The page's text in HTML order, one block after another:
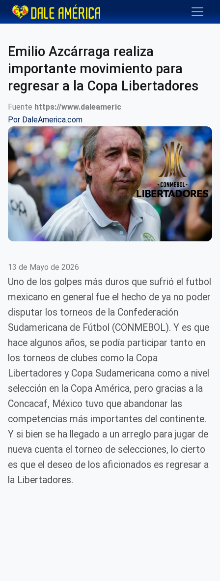
Emilio Azcárraga realiza
importante movimiento para
regresar a la Copa Libertadores
Fuente https://www.daleameric
Por DaleAmerica.com
13 de Mayo de 2026
Uno de los golpes más duros que sufrió el futbol
mexicano en general fue el hecho de ya no poder
disputar los torneos de la Confederación
Sudamericana de Fútbol (CONMEBOL). Y es que
hace algunos años, se podía participar tanto en
los torneos de clubes como la Copa
Libertadores y Copa Sudamericana como a nivel
selección en la Copa América, pero gracias a la
Concacaf, México tuvo que abandonar las
competencias más importantes del continente.
Y si bien se ha llegado a un arreglo para jugar de
nueva cuenta el torneo de selecciones, lo cierto
es que el deseo de los aficionados es regresar a
la Libertadores.